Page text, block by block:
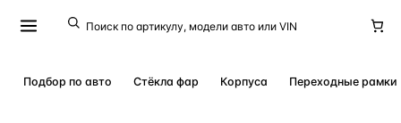
Подбор по авто Стёкла фар Корпуса Переходные рамки